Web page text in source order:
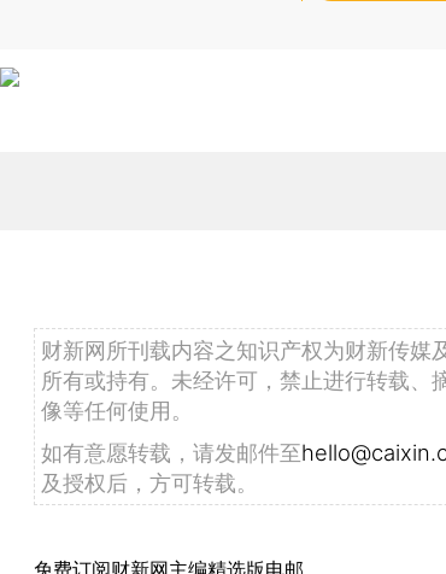
财新网所刊载内容之知识产权为财新传媒
所有或持有。未经许可，禁止进行转载、
像等任何使用。
如有意愿转载，请发邮件至
及授权后，方可转载。